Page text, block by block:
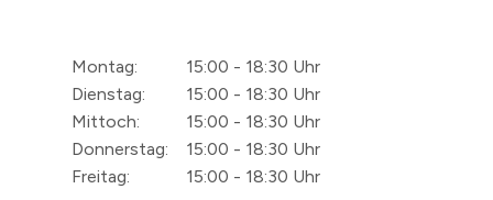
Montag:
15:00 - 18:30 Uhr
Dienstag:
15:00 - 18:30 Uhr
Mittoch:
15:00 - 18:30 Uhr
Donnerstag:
15:00 - 18:30 Uhr
Freitag:
15:00 - 18:30 Uhr